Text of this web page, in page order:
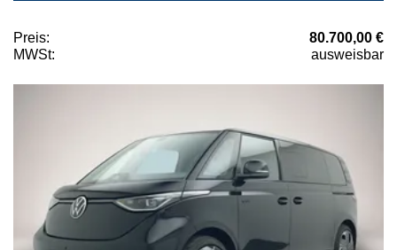
Preis:
80.700,00 €
MWSt:
ausweisbar